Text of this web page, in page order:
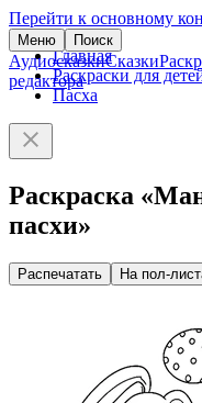
Перейти к основному
Меню Поиск
АудиосказкиСказки
редактора
Главная
Раскраски для
Пасха
Раскраска
пасхи»
Распечатать На пол-